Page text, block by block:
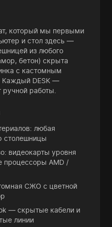
который мы первыми
и стол здесь —
из любого
бетон) скрыта
с кастомным
Каждый DESK —
работы.
любая
столешницы
видеокарты уровня
процессоры AMD /
СЖО с цветной
— скрытые кабели и
линии